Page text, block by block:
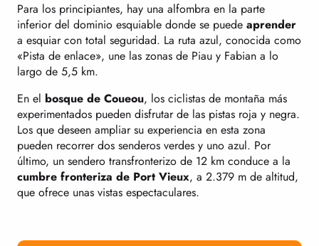
Para los principiantes, hay una alfombra en la parte
inferior del dominio esquiable donde se puede aprender
a esquiar con total seguridad. La ruta azul, conocida como
«Pista de enlace», une las zonas de Piau y Fabian a lo
largo de 5,5 km.
En el bosque de Coueou, los ciclistas de montaña más
experimentados pueden disfrutar de las pistas roja y negra.
Los que deseen ampliar su experiencia en esta zona
pueden recorrer dos senderos verdes y uno azul. Por
último, un sendero transfronterizo de 12 km conduce a la
cumbre fronteriza de Port Vieux, a 2.379 m de altitud,
que ofrece unas vistas espectaculares.